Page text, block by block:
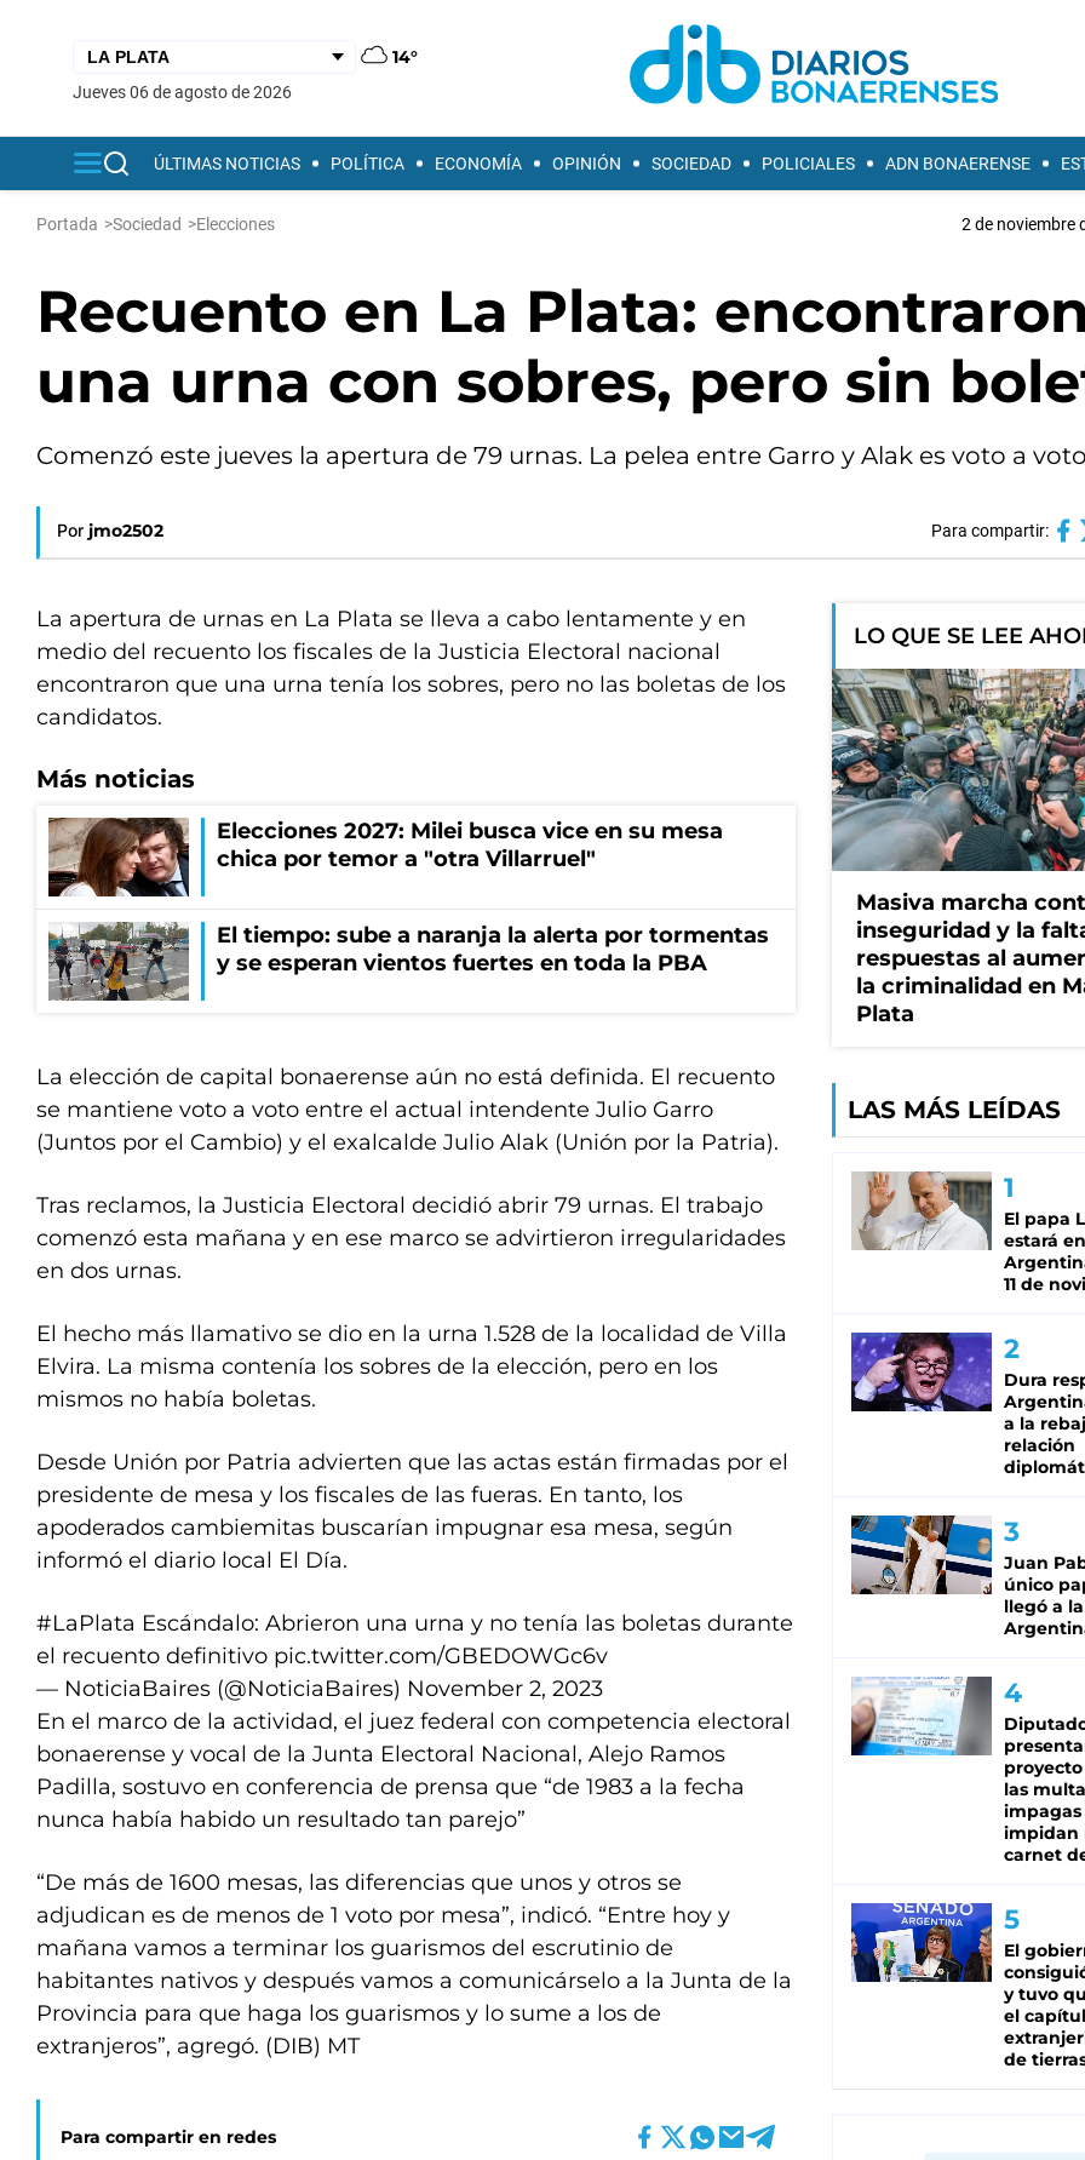
14°
jueves 06 de agosto de 2026
ÚLTIMAS NOTICIAS POLÍTICA ECONOMÍA OPINIÓN SOCIEDAD POLICIALES ADN BONAERENSE
Portada >Sociedad >Elecciones 2 de noviembre
Recuento en La Plata: encontraron
una urna con sobres, pero sin
Comenzó este jueves la apertura de 79 urnas. La pelea entre Garro y Alak es voto a
Por jmo2502 Para compartir:
La apertura de urnas en La Plata se lleva a cabo lentamente y en
medio del recuento los fiscales de la Justicia Electoral nacional
encontraron que una urna tenía los sobres, pero no las boletas de los
candidatos.
Más noticias
Elecciones 2027: Milei busca vice en su mesa
chica por temor a "otra Villarruel"
El tiempo: sube a naranja la alerta por tormentas
y se esperan vientos fuertes en toda la PBA
La elección de capital bonaerense aún no está definida. El recuento
se mantiene voto a voto entre el actual intendente Julio Garro
(Juntos por el Cambio) y el exalcalde Julio Alak (Unión por la Patria).
Tras reclamos, la Justicia Electoral decidió abrir 79 urnas. El trabajo
comenzó esta mañana y en ese marco se advirtieron irregularidades
en dos urnas.
El hecho más llamativo se dio en la urna 1.528 de la localidad de Villa
Elvira. La misma contenía los sobres de la elección, pero en los
mismos no había boletas.
Desde Unión por Patria advierten que las actas están firmadas por el
presidente de mesa y los fiscales de las fueras. En tanto, los
apoderados cambiemitas buscarían impugnar esa mesa, según
informó el diario local El Día.
#LaPlata Escándalo: Abrieron una urna y no tenía las boletas durante
el recuento definitivo pic.twitter.com/GBEDOWGc6v
— NoticiaBaires (@NoticiaBaires) November 2, 2023
En el marco de la actividad, el juez federal con competencia electoral
bonaerense y vocal de la Junta Electoral Nacional, Alejo Ramos
Padilla, sostuvo en conferencia de prensa que “de 1983 a la fecha
nunca había habido un resultado tan parejo”
“De más de 1600 mesas, las diferencias que unos y otros se
adjudican es de menos de 1 voto por mesa”, indicó. “Entre hoy y
mañana vamos a terminar los guarismos del escrutinio de
habitantes nativos y después vamos a comunicárselo a la Junta de la
Provincia para que haga los guarismos y lo sume a los de
extranjeros”, agregó. (DIB) MT
Para compartir en redes
LO QUE SE LEE
Masiva marcha
inseguridad y la
respuestas al
la criminalidad en
Plata
LAS MÁS LEÍDAS
El papa
estará
11 de
Dura
a la
relación
Juan
único
llegó a la
las
impagas
impidan
carnet
El
y tuvo
el
de